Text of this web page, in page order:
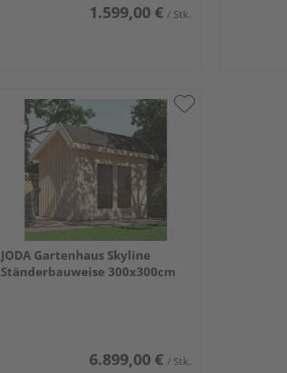
1.599,00 € / Stk.
JODA Gartenhaus Skyline
Ständerbauweise 300x300cm
6.899,00 € / Stk.